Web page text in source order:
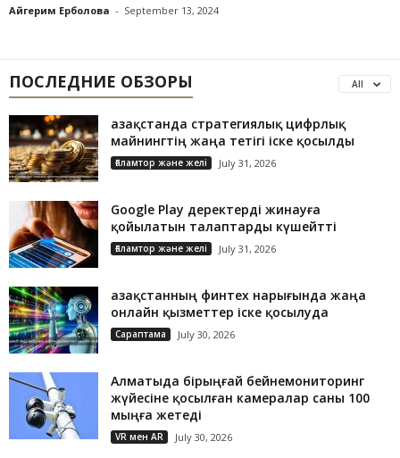
Айгерим Ерболова - September 13, 2024
ПОСЛЕДНИЕ ОБЗОРЫ All
Қазақстанда стратегиялық цифрлық
майнингтің жаңа тетігі іске қосылды
Ғаламтор және желі July 31, 2026
Google Play деректерді жинауға
қойылатын талаптарды күшейтті
Ғаламтор және желі July 31, 2026
Қазақстанның финтех нарығында жаңа
онлайн қызметтер іске қосылуда
Сараптама July 30, 2026
Алматыда бірыңғай бейнемониторинг
жүйесіне қосылған камералар саны 100
мыңға жетеді
VR мен AR July 30, 2026